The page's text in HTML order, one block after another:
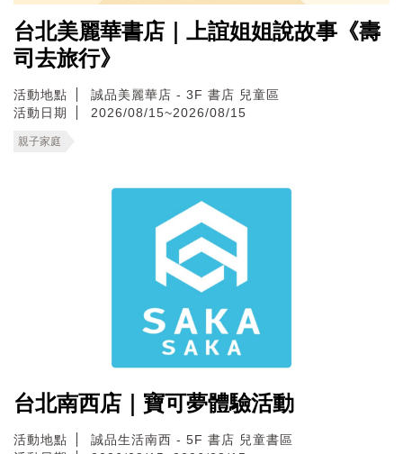
台北美麗華書店｜上誼姐姐說故事《壽
司去旅行》
活動地點
誠品美麗華店 - 3F 書店 兒童區
活動日期
2026/08/15~2026/08/15
親子家庭
台北南西店｜寶可夢體驗活動
活動地點
誠品生活南西 - 5F 書店 兒童書區